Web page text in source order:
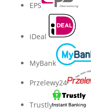
EPS
iDeal
MyBank
Przelewy24
Trustly